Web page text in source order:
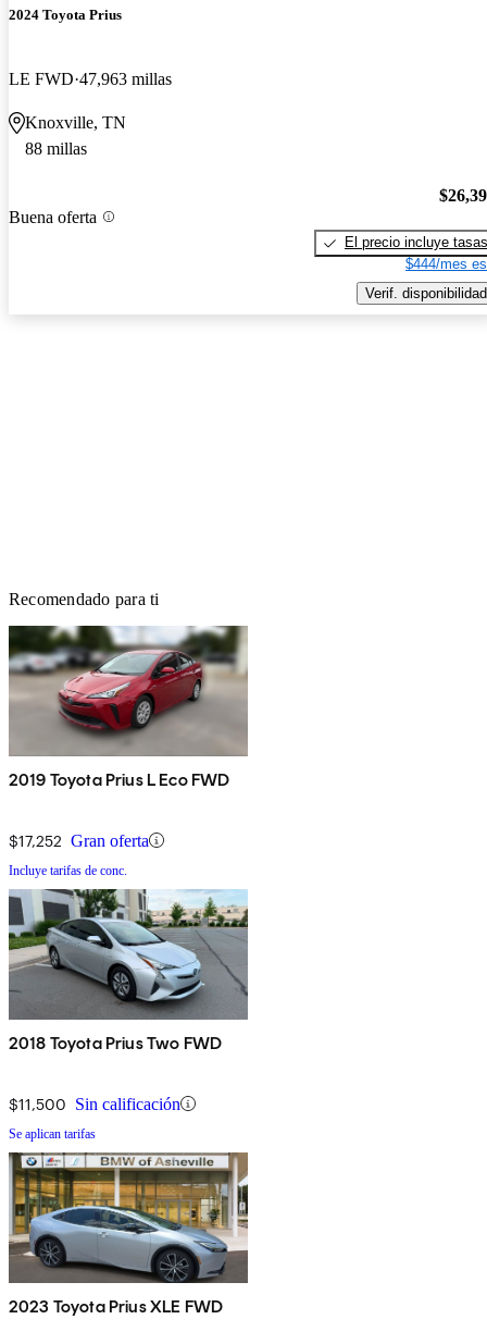
2024 Toyota Prius
LE FWD 47,963 millas
Knoxville, TN
88 millas
Buena oferta
El precio incluye tasas
$444/mes
Verif. disponibilidad
Recomendado para ti
2019 Toyota Prius L Eco FWD
$17,252 Gran oferta
Incluye tarifas de conc.
2018 Toyota Prius Two FWD
$11,500 Sin calificación
Se aplican tarifas
2023 Toyota Prius XLE FWD